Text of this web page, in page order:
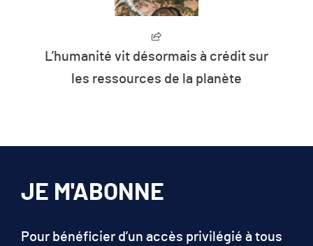
L’humanité vit désormais à crédit sur
les ressources de la planète
JE M'ABONNE
Pour bénéficier d’un accès privilégié à tous